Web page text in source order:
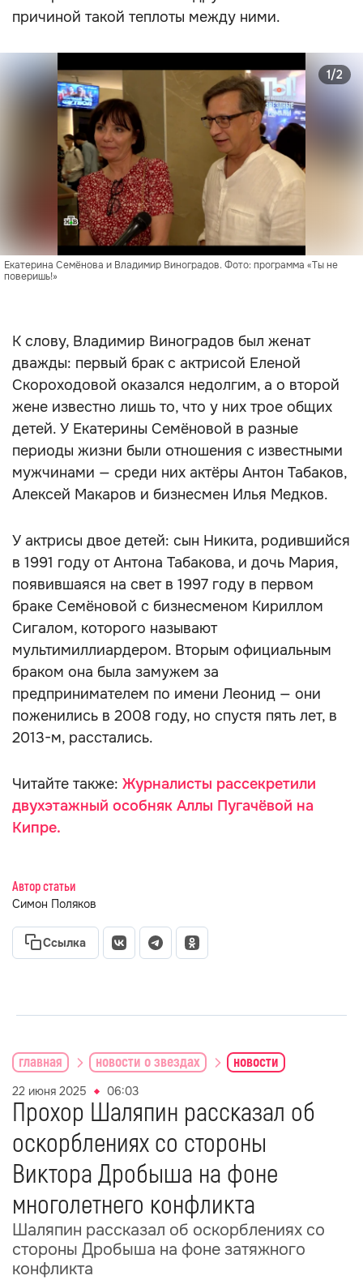
причиной такой теплоты между ними.
Екатерина Семёнова и Владимир Виноградов. Фото: программа «Ты не
поверишь!»
1/2
К слову, Владимир Виноградов был женат
дважды: первый брак с актрисой Еленой
Скороходовой оказался недолгим, а о второй
жене известно лишь то, что у них трое общих
детей. У Екатерины Семёновой в разные
периоды жизни были отношения с известными
мужчинами — среди них актёры Антон Табаков,
Алексей Макаров и бизнесмен Илья Медков.
У актрисы двое детей: сын Никита, родившийся
в 1991 году от Антона Табакова, и дочь Мария,
появившаяся на свет в 1997 году в первом
браке Семёновой с бизнесменом Кириллом
Сигалом, которого называют
мультимиллиардером. Вторым официальным
браком она была замужем за
предпринимателем по имени Леонид — они
поженились в 2008 году, но спустя пять лет, в
2013-м, расстались.
Читайте также: Журналисты рассекретили
двухэтажный особняк Аллы Пугачёвой на
Кипре.
Автор статьи
Симон Поляков
Ссылка
главная новости о звездах новости
22 июня 2025 06:03
Прохор Шаляпин рассказал об
оскорблениях со стороны
Виктора Дробыша на фоне
многолетнего конфликта
Шаляпин рассказал об оскорблениях со
стороны Дробыша на фоне затяжного
конфликта